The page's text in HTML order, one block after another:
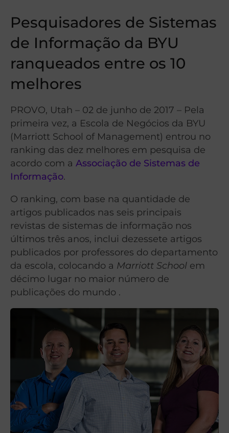
Pesquisadores de Sistemas
de Informação da BYU
ranqueados entre os 10
melhores
PROVO, Utah – 02 de junho de 2017 – Pela
primeira vez, a Escola de Negócios da BYU
(Marriott School of Management) entrou no
ranking das dez melhores em pesquisa de
acordo com a Associação de Sistemas de
Informação.
O ranking, com base na quantidade de
artigos publicados nas seis principais
revistas de sistemas de informação nos
últimos três anos, inclui dezessete artigos
publicados por professores do departamento
da escola, colocando a Marriott School em
décimo lugar no maior número de
publicações do mundo .